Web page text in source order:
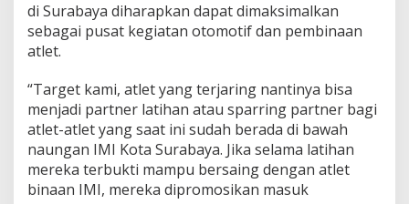
e
n
u
P
o
r
p
r
v
di Surabaya diharapkan dapat dimaksimalkan
sebagai pusat kegiatan otomotif dan pembinaan
atlet.
“Target kami, atlet yang terjaring nantinya bisa
menjadi partner latihan atau sparring partner bagi
atlet-atlet yang saat ini sudah berada di bawah
naungan IMI Kota Surabaya. Jika selama latihan
mereka terbukti mampu bersaing dengan atlet
binaan IMI, mereka dipromosikan masuk